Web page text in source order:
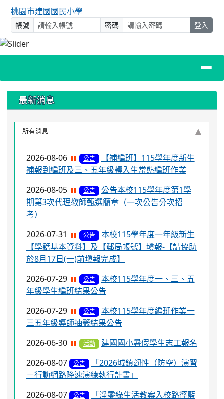
桃園市建國國民小學
帳號 密碼 登入
上中區域內容
最新消息
所有消息
2026-08-06 公告
【補編班】115學年度新生
補報到編班及三、五年級轉入生常態編班作業
2026-08-05
公告
公告本校115學年度第1學
期第3次代理教師甄選簡章（一次公告分次招
考）
2026-07-31
公告
本校115學年度一年級新生
【學籍基本資料】及【郵局帳號】塡報-【請協助
於8月17日(一)前塡報完成】
2026-07-29
公告
本校115學年度一、三、五
年級學生編班結果公告
2026-07-29
公告
本校115學年度編班作業一
三五年級導師抽籤結果公告
2026-06-30
活動
建國國小暑假學生志工報名
2026-08-07
公告
「2026城鎮韌性（防空）演習
－行動網路降速演練執行計畫」
2026-08-07
公告
「淨零綠生活教案入校路徑藍